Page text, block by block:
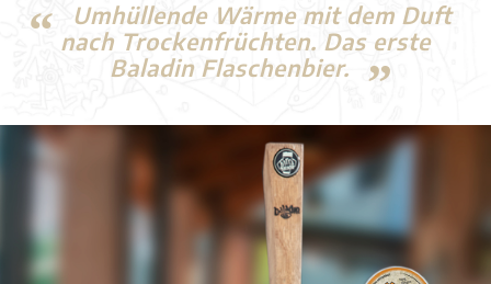
Umhüllende Wärme mit dem Duft
nach Trockenfrüchten. Das erste
Baladin Flaschenbier.